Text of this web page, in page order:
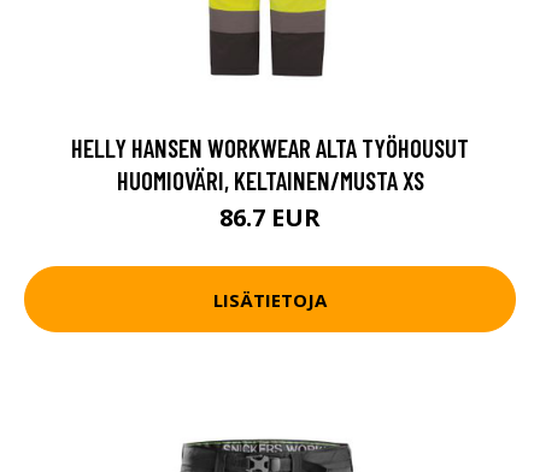
HELLY HANSEN WORKWEAR ALTA TYÖHOUSUT
HUOMIOVÄRI, KELTAINEN/MUSTA XS
86.7 EUR
LISÄTIETOJA